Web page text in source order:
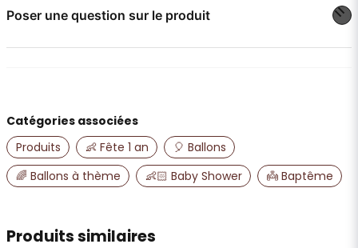
Poser une question sur le produit
name
Nom
Produits similaires
Catégories associées
Produits
👶 Fête 1 an
🎈 Ballons
🌈 Ballons à thème
👶🏻 Baby Shower 👼 Baptême